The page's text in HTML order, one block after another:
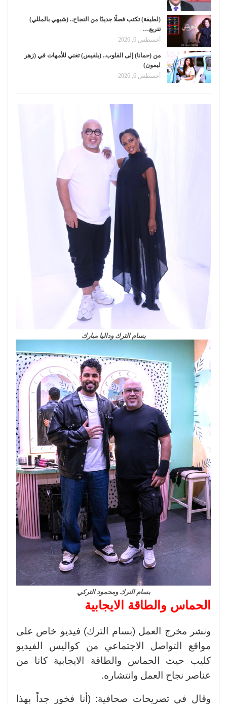
(لطيفة) تكتب فصلًا جديدًا من النجاح.. (شبهي بالمللي)
تتربع…
أغسطس 6, 2026
من (حمانا) إلى القلوب.. (بلقيس) تغني للأمهات في (زهر
ليمون)
أغسطس 6, 2026
بسام الترك وداليا مبارك
بسام الترك ومحمود التركي
الحماس والطاقة الايجابية
ونشر مخرج العمل (بسام الترك) فيديو خاص على
مواقع التواصل الاجتماعي من كواليس الفيديو
كليب حيث الحماس والطاقة الايجابية كانا من
عناصر نجاح العمل وانتشاره.
وقال في تصريحات صحافية: (أنا فخور جداً بهذا